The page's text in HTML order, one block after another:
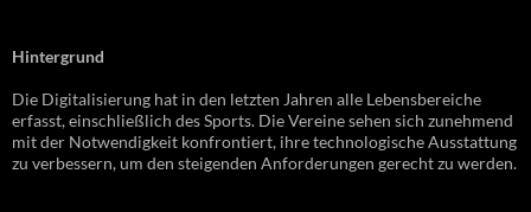
Hintergrund
Die Digitalisierung hat in den letzten Jahren alle Lebensbereiche
erfasst, einschließlich des Sports. Die Vereine sehen sich zunehmend
mit der Notwendigkeit konfrontiert, ihre technologische Ausstattung
zu verbessern, um den steigenden Anforderungen gerecht zu werden.